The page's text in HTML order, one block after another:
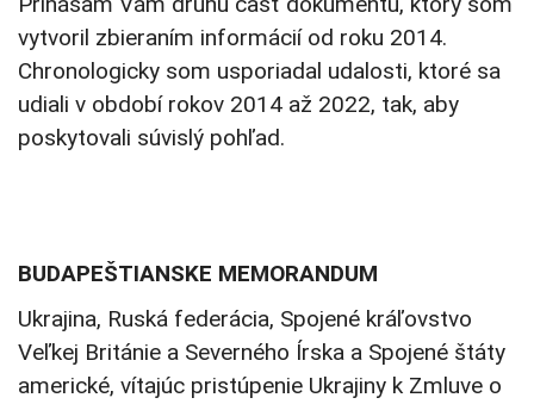
vytvoril zbieraním informácií od roku 2014.
Chronologicky som usporiadal udalosti, ktoré sa
udiali v období rokov 2014 až 2022, tak, aby
poskytovali súvislý pohľad.
BUDAPEŠTIANSKE MEMORANDUM
Ukrajina, Ruská federácia, Spojené kráľovstvo
Veľkej Británie a Severného Írska a Spojené štáty
americké, vítajúc pristúpenie Ukrajiny k Zmluve o